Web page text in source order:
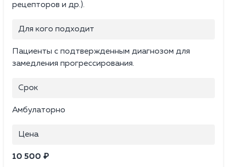
рецепторов и др.).
Для кого подходит
Пациенты с подтвержденным диагнозом для
замедления прогрессирования.
Срок
Амбулаторно
Цена
10 500 ₽